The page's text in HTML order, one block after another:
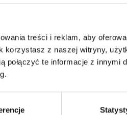
treści i reklam, aby
korzystasz z naszej witryny,
połączyć te informacje z innymi
jest dobrowolne, stanowi jednak
Twojego pojazdu.
Twoje dane będą przekazywane do naszych
oraz żądania zaprzestania ich